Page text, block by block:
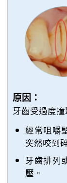
原因：
牙齒受過度
經常咀嚼
突然咬到
牙齒排列
壓。